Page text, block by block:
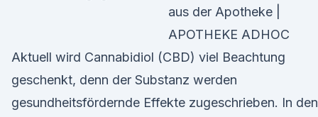
aus der Apotheke |
APOTHEKE ADHOC
Aktuell wird Cannabidiol (CBD) viel Beachtung
geschenkt, denn der Substanz werden
gesundheitsfördernde Effekte zugeschrieben. In den